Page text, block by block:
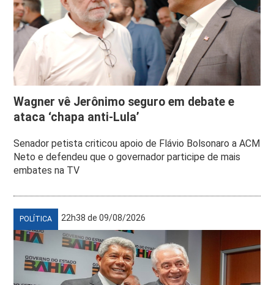
Wagner vê Jerônimo seguro em debate e
ataca ‘chapa anti-Lula’
Senador petista criticou apoio de Flávio Bolsonaro a ACM
Neto e defendeu que o governador participe de mais
embates na TV
POLÍTICA 22h38 de 09/08/2026